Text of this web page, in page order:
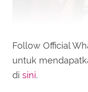
Follow Official
untuk
di sini.